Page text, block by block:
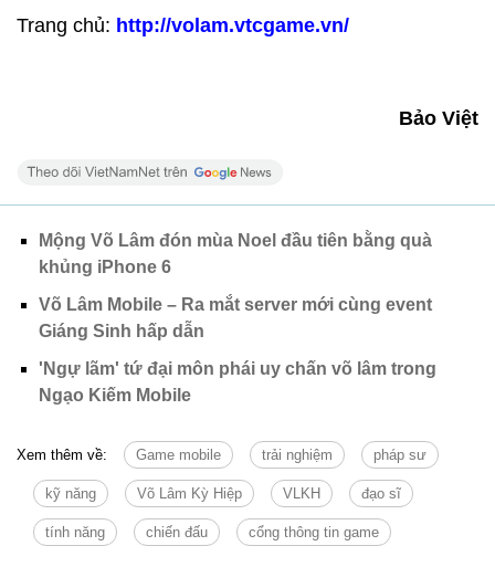
Trang chủ: http://volam.vtcgame.vn/
Bảo Việt
Mộng Võ Lâm đón mùa Noel đầu tiên bằng quà
khủng iPhone 6
Võ Lâm Mobile – Ra mắt server mới cùng event
Giáng Sinh hấp dẫn
'Ngự lãm' tứ đại môn phái uy chấn võ lâm trong
Ngạo Kiếm Mobile
Xem thêm về: Game mobile trải nghiệm pháp sư
kỹ năng Võ Lâm Kỳ Hiệp VLKH đạo sĩ
tính năng chiến đấu cổng thông tin game